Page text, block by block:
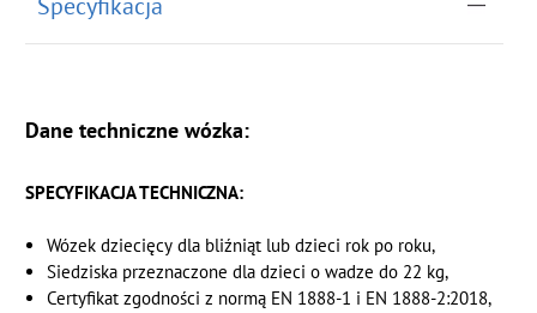
Dane techniczne wózka:
SPECYFIKACJA TECHNICZNA:
Wózek dziecięcy dla bliźniąt lub dzieci rok po roku,
Siedziska przeznaczone dla dzieci o wadze do 22 kg,
Certyfikat zgodności z normą EN 1888-1 i EN 1888-2:2018,